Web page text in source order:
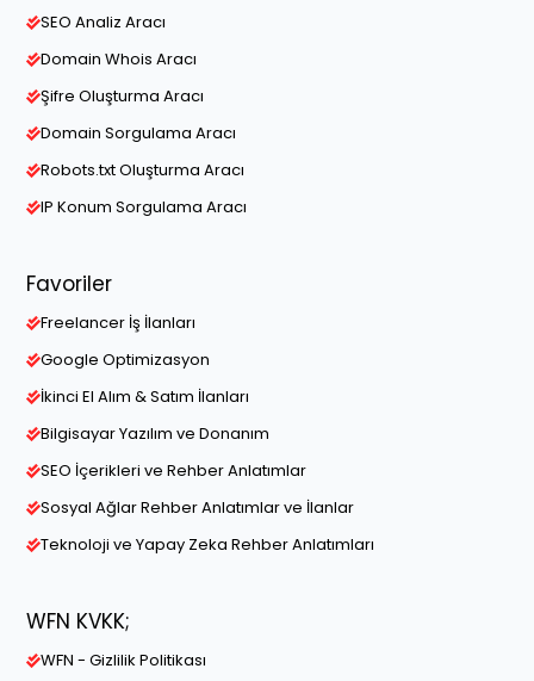
SEO Analiz Aracı
Domain Whois Aracı
Şifre Oluşturma Aracı
Domain Sorgulama Aracı
Robots.txt Oluşturma Aracı
IP Konum Sorgulama Aracı
Favoriler
Freelancer İş İlanları
Google Optimizasyon
İkinci El Alım & Satım İlanları
Bilgisayar Yazılım ve Donanım
SEO İçerikleri ve Rehber Anlatımlar
Sosyal Ağlar Rehber Anlatımlar ve İlanlar
Teknoloji ve Yapay Zeka Rehber Anlatımları
WFN KVKK;
WFN - Gizlilik Politikası